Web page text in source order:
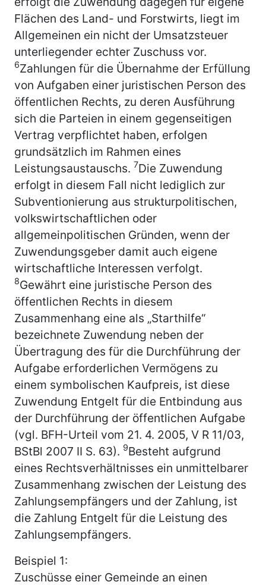
Flächen des Land- und Forstwirts, liegt im
Allgemeinen ein nicht der Umsatzsteuer
unterliegender echter Zuschuss vor.
6Zahlungen für die Übernahme der Erfüllung
von Aufgaben einer juristischen Person des
öffentlichen Rechts, zu deren Ausführung
sich die Parteien in einem gegenseitigen
Vertrag verpflichtet haben, erfolgen
grundsätzlich im Rahmen eines
Leistungsaustauschs. 7Die Zuwendung
erfolgt in diesem Fall nicht lediglich zur
Subventionierung aus strukturpolitischen,
volkswirtschaftlichen oder
allgemeinpolitischen Gründen, wenn der
Zuwendungsgeber damit auch eigene
wirtschaftliche Interessen verfolgt.
8Gewährt eine juristische Person des
öffentlichen Rechts in diesem
Zusammenhang eine als „Starthilfe“
bezeichnete Zuwendung neben der
Übertragung des für die Durchführung der
Aufgabe erforderlichen Vermögens zu
einem symbolischen Kaufpreis, ist diese
Zuwendung Entgelt für die Entbindung aus
der Durchführung der öffentlichen Aufgabe
(vgl. BFH-Urteil vom 21. 4. 2005, V R 11/03,
BStBl 2007 II S. 63). 9Besteht aufgrund
eines Rechtsverhältnisses ein unmittelbarer
Zusammenhang zwischen der Leistung des
Zahlungsempfängers und der Zahlung, ist
die Zahlung Entgelt für die Leistung des
Zahlungsempfängers.
Beispiel 1:
Zuschüsse einer Gemeinde an einen